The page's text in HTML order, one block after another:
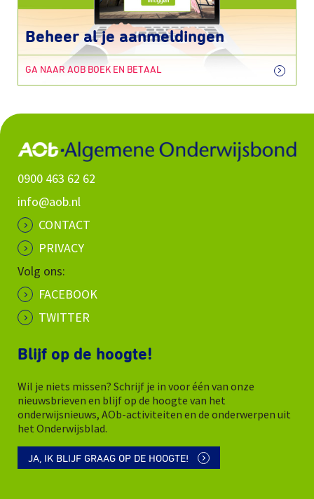
Beheer al je aanmeldingen
GA NAAR AOB BOEK EN BETAAL
0900 463 62 62
info@aob.nl
CONTACT
PRIVACY
Volg ons:
FACEBOOK
TWITTER
Blijf op de hoogte!
Wil je niets missen? Schrijf je in voor één van onze
nieuwsbrieven en blijf op de hoogte van het
onderwijsnieuws, AOb-activiteiten en de onderwerpen uit
het Onderwijsblad.
JA, IK BLIJF GRAAG OP DE HOOGTE!